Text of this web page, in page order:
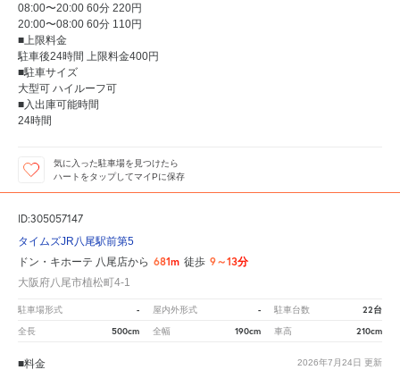
08:00〜20:00 60分 220円
20:00〜08:00 60分 110円
■上限料金
駐車後24時間 上限料金400円
■駐車サイズ
大型可 ハイルーフ可
■入出庫可能時間
24時間
気に入った駐車場を見つけたら
ハートをタップしてマイPに保存
ID:305057147
タイムズJR八尾駅前第5
ドン・キホーテ 八尾店から 681m 徒歩 9～13分
大阪府八尾市植松町4-1
駐車場形式 - 屋内外形式 - 駐車台数 22台
全長 500cm 全幅 190cm 車高 210cm
2026年7月24日 更新
■料金